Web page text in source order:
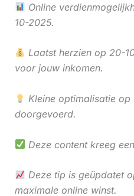
Online
10-2025.
Laatst herzien op 20-
voor jouw inkomen.
Kleine optimalisatie
doorgevoerd.
Deze content kreeg
Deze tip is geüpdatet
maximale online winst.